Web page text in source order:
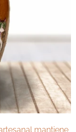
mantiene